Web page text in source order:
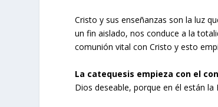
Cristo y sus enseñanzas son la luz
un fin aislado, nos conduce a la
comunión vital con Cristo y esto
La catequesis empieza con el
Dios deseable, porque en él están la